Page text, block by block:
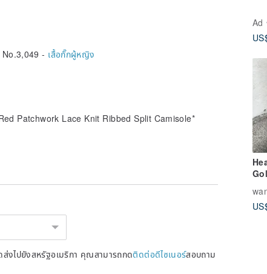
Ad
- เสื้อกั๊กผู้หญิง
Patchwork Lace Knit Ribbed Split Camisole*
ส่งไปยังสหรัฐอเมริกา คุณสามารถกดติดต่อดีไซเนอร์สอบถาม